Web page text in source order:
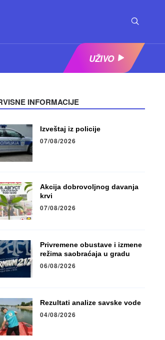
UŽIVO
INFORMACIJE
Izveštaj iz policije
07/08/2026
Akcija dobrovoljnog davanja
krvi
07/08/2026
Privremene obustave i izmene
režima saobraćaja u gradu
06/08/2026
Rezultati analize savske vode
04/08/2026